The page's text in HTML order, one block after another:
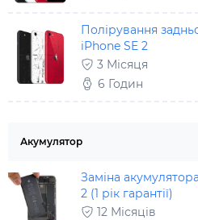
Полірування
iPhone SE 2
3 Місяця
6 Годин
Акумулятор
Заміна
2 (1 рік гарантії)
12 Місяців